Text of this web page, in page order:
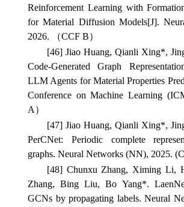
Reinforcement Learning with
for Material Diffusion Models[J].
2026. （CCF B）
[46] Jiao Huang, Qianli Xing*,
Code-Generated Graph
LLM Agents for Material Properties
Conference on Machine Learning
A）
[47] Jiao Huang, Qianli Xing*,
PerCNet: Periodic complete
graphs. Neural Networks (NN), 2025.
[48] Chunxu Zhang, Ximing Li,
Zhang, Bing Liu, Bo Yang*.
GCNs by propagating labels.Neural